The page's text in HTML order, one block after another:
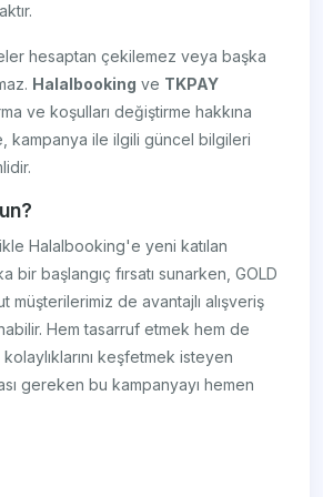
hesaptan çekilemez veya başka
Halalbooking ve TKPAY
ve koşulları değiştirme hakkına
kampanya ile ilgili güncel bilgileri
Halalbooking'e yeni katılan
bir başlangıç fırsatı sunarken, GOLD
müşterilerimiz de avantajlı alışveriş
Hem tasarruf etmek hem de
kolaylıklarını keşfetmek isteyen
gereken bu kampanyayı hemen